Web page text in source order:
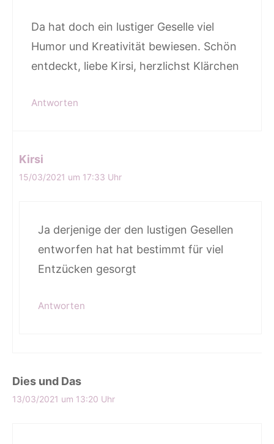
Da hat doch ein lustiger Geselle viel
Humor und Kreativität bewiesen. Schön
entdeckt, liebe Kirsi, herzlichst Klärchen
Antworten
Kirsi
15/03/2021 um 17:33 Uhr
Ja derjenige der den lustigen Gesellen
entworfen hat hat bestimmt für viel
Entzücken gesorgt
Antworten
Dies und Das
13/03/2021 um 13:20 Uhr